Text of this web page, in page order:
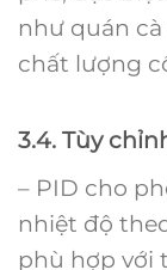
như quán
chất lượng
3.4. Tùy
– PID cho
nhiệt độ
phù hợp với